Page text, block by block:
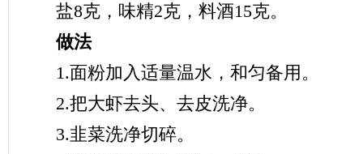
盐8克，味精2克，料酒15克。
做法
1.面粉加入适量温水，和匀备用。
2.把大虾去头、去皮洗净。
3.韭菜洗净切碎。